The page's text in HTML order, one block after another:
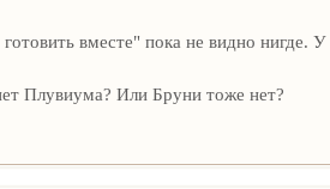
вместе" пока не видно нигде. У
Плувиума? Или Бруни тоже нет?